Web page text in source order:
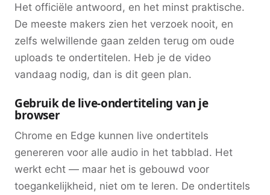
Het officiële antwoord, en het minst praktische.
De meeste makers zien het verzoek nooit, en
zelfs welwillende gaan zelden terug om oude
uploads te ondertitelen. Heb je de video
vandaag nodig, dan is dit geen plan.
Gebruik de live-ondertiteling van je
browser
Chrome en Edge kunnen live ondertitels
genereren voor alle audio in het tabblad. Het
werkt echt — maar het is gebouwd voor
toegankelijkheid, niet om te leren. De ondertitels